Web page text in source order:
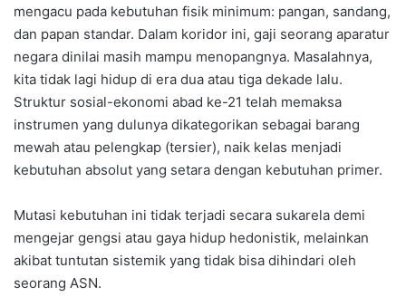
mengacu pada kebutuhan fisik minimum: pangan, sandang,
dan papan standar. Dalam koridor ini, gaji seorang aparatur
negara dinilai masih mampu menopangnya. Masalahnya,
kita tidak lagi hidup di era dua atau tiga dekade lalu.
Struktur sosial-ekonomi abad ke-21 telah memaksa
instrumen yang dulunya dikategorikan sebagai barang
mewah atau pelengkap (tersier), naik kelas menjadi
kebutuhan absolut yang setara dengan kebutuhan primer.
​Mutasi kebutuhan ini tidak terjadi secara sukarela demi
mengejar gengsi atau gaya hidup hedonistik, melainkan
akibat tuntutan sistemik yang tidak bisa dihindari oleh
seorang ASN.